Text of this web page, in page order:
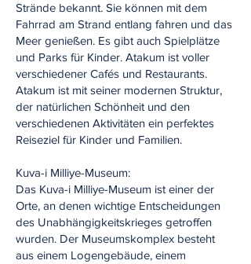
Strände bekannt. Sie können mit dem
Fahrrad am Strand entlang fahren und das
Meer genießen. Es gibt auch Spielplätze
und Parks für Kinder. Atakum ist voller
verschiedener Cafés und Restaurants.
Atakum ist mit seiner modernen Struktur,
der natürlichen Schönheit und den
verschiedenen Aktivitäten ein perfektes
Reiseziel für Kinder und Familien.
Kuva-i Milliye-Museum:
Das Kuva-i Milliye-Museum ist einer der
Orte, an denen wichtige Entscheidungen
des Unabhängigkeitskrieges getroffen
wurden. Der Museumskomplex besteht
aus einem Logengebäude, einem